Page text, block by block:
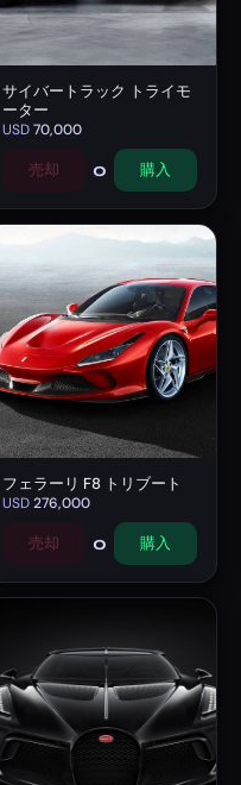
サイバートラック トライモ
ーター
USD70,000
売却 0 購入
フェラーリ F8 トリブート
USD276,000
売却 0 購入